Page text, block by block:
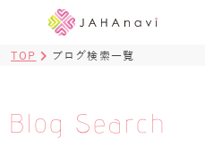
TOP ブログ検索一覧
Blog Search